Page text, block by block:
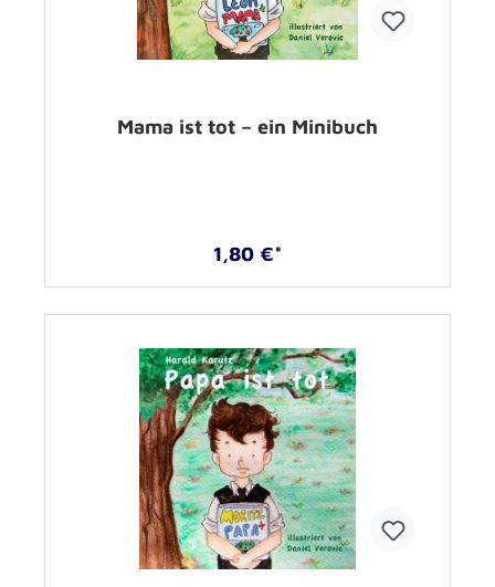
Mama ist tot – ein Minibuch
1,80 €*